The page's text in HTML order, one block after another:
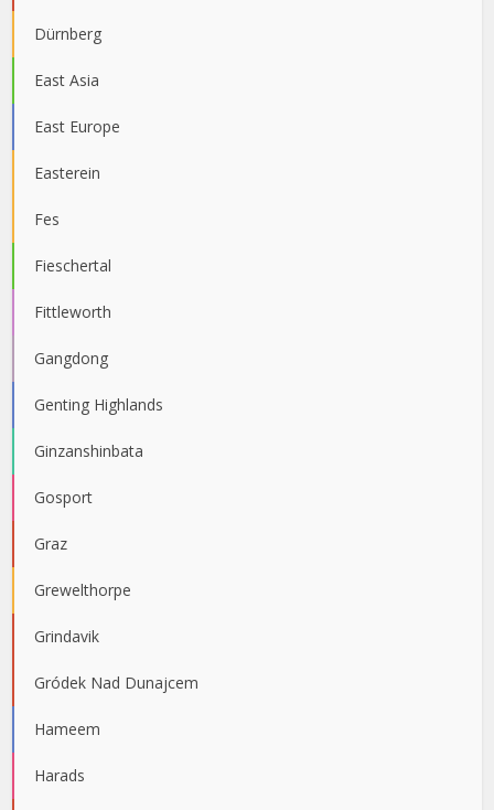
Dürnberg
East Asia
East Europe
Easterein
Fes
Fieschertal
Fittleworth
Gangdong
Genting Highlands
Ginzanshinbata
Gosport
Graz
Grewelthorpe
Grindavik
Gródek Nad Dunajcem
Hameem
Harads